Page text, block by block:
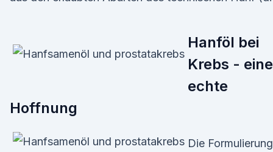
Hanföl bei
Krebs - eine
echte
Hoffnung
Die Formulierung